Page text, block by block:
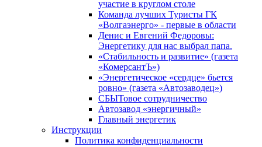
участие в круглом столе
Команда лучших Туристы ГК
«Волгаэнерго» - первые в области
Денис и Евгений Федоровы:
Энергетику для нас выбрал папа.
«Стабильность и развитие» (газета
«КомерсантЪ»)
«Энергетическое «сердце» бьется
ровно» (газета «Автозаводец»)
СБЫТовое сотрудничество
Автозавод «энергичный»
Главный энергетик
Инструкции
Политика конфиденциальности